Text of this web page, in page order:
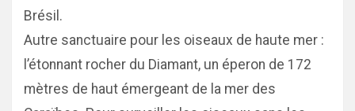
Brésil.
Autre sanctuaire pour les oiseaux de haute mer :
l’étonnant rocher du Diamant, un éperon de 172
mètres de haut émergeant de la mer des